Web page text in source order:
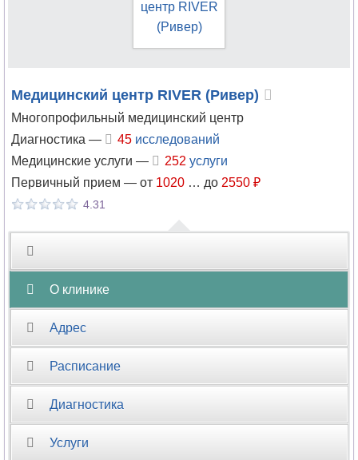
Медицинский центр RIVER (Ривер)
Многопрофильный медицинский центр
Диагностика —
45 исследований
Медицинские услуги —
252 услуги
Первичный прием — от 1020 … до 2550 ₽
4.31
О клинике
Адрес
Расписание
Диагностика
Услуги